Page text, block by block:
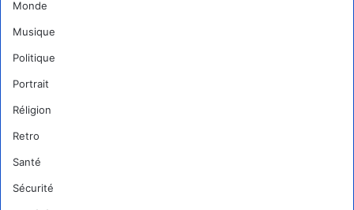
Monde
Musique
Politique
Portrait
Réligion
Retro
Santé
Sécurité